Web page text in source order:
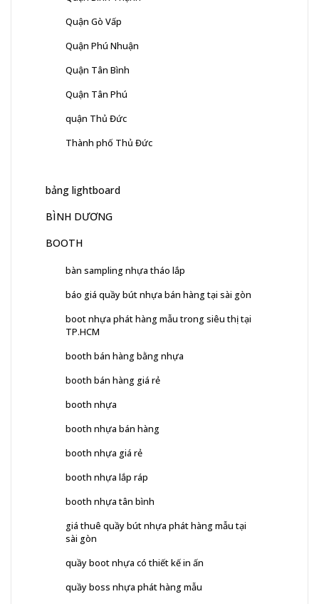
Quận Gò Vấp
Quận Phú Nhuận
Quận Tân Bình
Quận Tân Phú
quận Thủ Đức
Thành phố Thủ Đức
bảng lightboard
BÌNH DƯƠNG
BOOTH
bàn sampling nhựa tháo lắp
báo giá quầy bút nhựa bán hàng tại sài gòn
boot nhựa phát hàng mẫu trong siêu thị tại
TP.HCM
booth bán hàng bằng nhựa
booth bán hàng giá rẻ
booth nhựa
booth nhựa bán hàng
booth nhựa giá rẻ
booth nhựa lắp ráp
booth nhựa tân bình
giá thuê quầy bút nhựa phát hàng mẫu tại
sài gòn
quầy boot nhựa có thiết kế in ấn
quầy boss nhựa phát hàng mẫu